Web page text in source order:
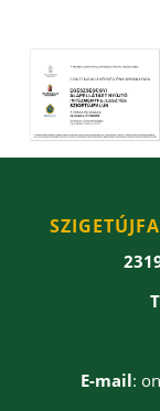
E-mail: